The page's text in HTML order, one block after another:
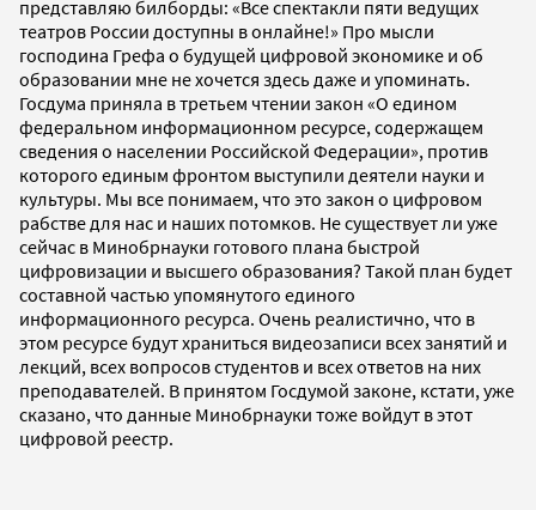
представляю билборды: «Все спектакли пяти ведущих
театров России доступны в онлайне!» Про мысли
господина Грефа о будущей цифровой экономике и об
образовании мне не хочется здесь даже и упоминать.
Госдума приняла в третьем чтении закон «О едином
федеральном информационном ресурсе, содержащем
сведения о населении Российской Федерации», против
которого единым фронтом выступили деятели науки и
культуры. Мы все понимаем, что это закон о цифровом
рабстве для нас и наших потомков. Не существует ли уже
сейчас в Минобрнауки готового плана быстрой
цифровизации и высшего образования? Такой план будет
составной частью упомянутого единого
информационного ресурса. Очень реалистично, что в
этом ресурсе будут храниться видеозаписи всех занятий и
лекций, всех вопросов студентов и всех ответов на них
преподавателей. В принятом Госдумой законе, кстати, уже
сказано, что данные Минобрнауки тоже войдут в этот
цифровой реестр.